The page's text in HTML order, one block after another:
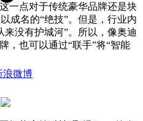
一点对于传统豪华品牌还是块
成名的“绝技”。但是，行业内
没有护城河”。所以，像奥迪
，也可以通过“联手”将“智能
浪微博